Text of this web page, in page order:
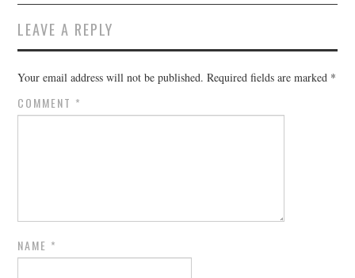
LEAVE A REPLY
Your email address will not be published. Required fields are marked *
COMMENT *
NAME *